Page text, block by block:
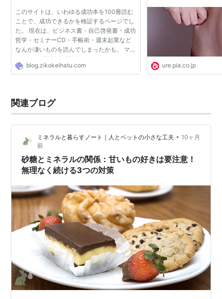
このサイトは、いわゆる成功本を100冊読む
ことで、成功できるかを検証するページでし
た。 現在は、ビジネス書・自己啓発書・成功
哲学・セミナーCD・手帳術・週末起業など
なんか凄いものを読んでしまったかも。 マイ
ンドマップ的読書感想文のsmoothさんが、
「無理なく続けられる 年収10倍アップの勉
blog.zikokeihatu.com ure.pia.co.jp
関連ブログ
ミネラルと暮らすノート｜人とペットの小さな工夫 • 10ヶ月
前
砂糖とミネラルの関係：甘いもの好きは要注意！
無理なく続ける3つの対策